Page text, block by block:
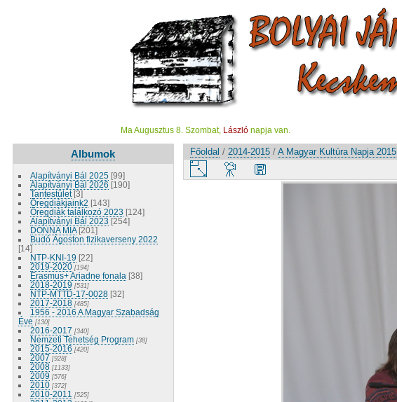
Ma Augusztus 8. Szombat, László napja van.
Albumok
Alapítványi Bál 2025 [99]
Alapítványi Bál 2026 [190]
Tantestület [3]
Öregdiákjaink2 [143]
Öregdiák találkozó 2023 [124]
Alapítványi Bál 2023 [254]
DONNA MIA [201]
Budó Ágoston fizikaverseny 2022
[14]
NTP-KNI-19 [22]
2019-2020 [194]
Erasmus+ Ariadne fonala [38]
2018-2019 [531]
NTP-MTTD-17-0028 [32]
2017-2018 [485]
1956 - 2016 A Magyar Szabadság
Éve [130]
2016-2017 [340]
Nemzeti Tehetség Program [38]
2015-2016 [420]
2007 [928]
2008 [1133]
2009 [576]
2010 [372]
2010-2011 [525]
Főoldal / 2014-2015 / A Magyar Kultúra Napja 2015